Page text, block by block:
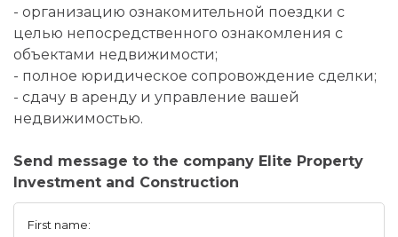
- организацию ознакомительной поездки с
целью непосредственного ознакомления с
объектами недвижимости;
- полное юридическое сопровождение сделки;
- сдачу в аренду и управление вашей
недвижимостью.
Send message to the company Elite Property
Investment and Construction
First name: